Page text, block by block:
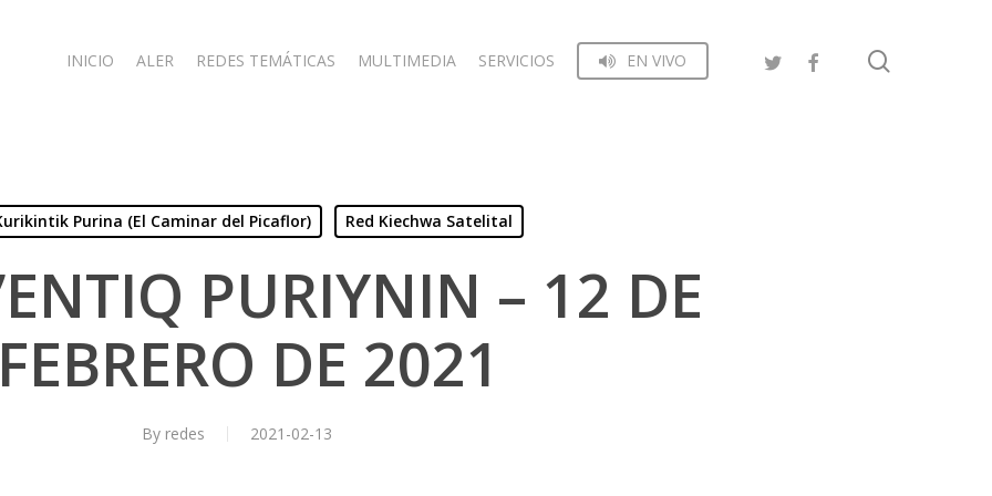
INICIO ALER REDES TEMÁTICAS MULTIMEDIA SERVICIOS EN VIVO
Purina (El Caminar del Picaflor) Red Kiechwa Satelital
PURIYNIN – 12 DE
FEBRERO DE 2021
By redes 2021-02-13